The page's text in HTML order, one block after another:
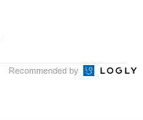
Recommended by